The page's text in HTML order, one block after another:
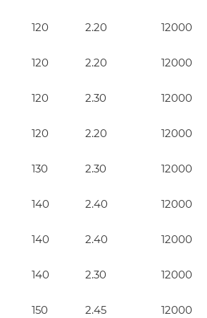
120 2.20 12000
120 2.20 12000
120 2.30 12000
120 2.20 12000
130 2.30 12000
140 2.40 12000
140 2.40 12000
140 2.30 12000
150 2.45 12000